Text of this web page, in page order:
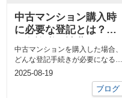
中古マンション購入時
に必要な登記とは？登
説
中古マンションを購入した場合、
どんな登記手続きが必要になるか
ご存じでしょうか？登記だけでな
2025-08-19
ブログ